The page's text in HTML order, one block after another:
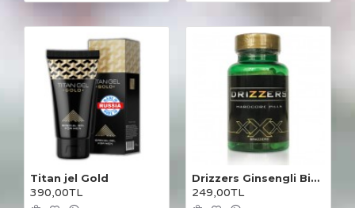
Titan jel Gold
390,00TL
Drizzers Ginsengli Bitkisel Karışım 30 Kapsül
249,00TL